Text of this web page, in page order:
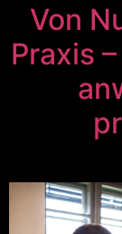
Von
Praxis